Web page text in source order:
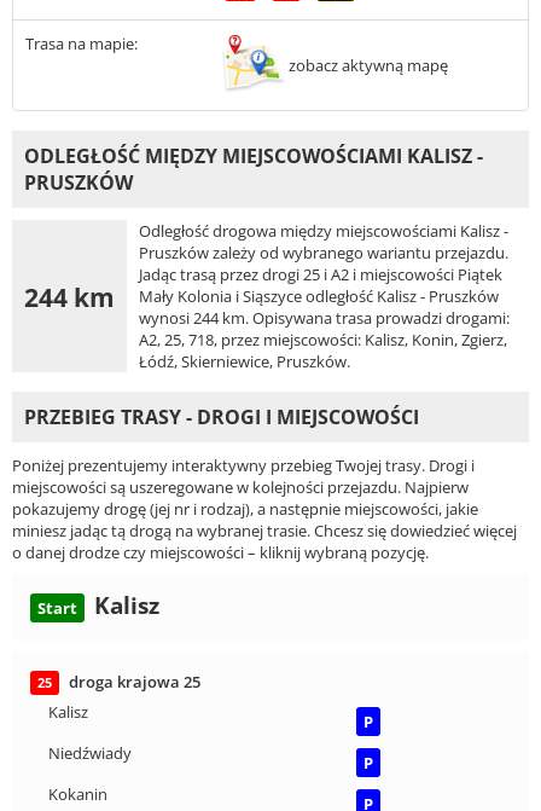
Trasa na mapie:
zobacz aktywną mapę
ODLEGŁOŚĆ MIĘDZY MIEJSCOWOŚCIAMI KALISZ -
PRUSZKÓW
244 km
Odległość drogowa między miejscowościami Kalisz -
Pruszków zależy od wybranego wariantu przejazdu.
Jadąc trasą przez drogi 25 i A2 i miejscowości Piątek
Mały Kolonia i Siąszyce odległość Kalisz - Pruszków
wynosi 244 km. Opisywana trasa prowadzi drogami:
A2, 25, 718, przez miejscowości: Kalisz, Konin, Zgierz,
Łódź, Skierniewice, Pruszków.
PRZEBIEG TRASY - DROGI I MIEJSCOWOŚCI
Poniżej prezentujemy interaktywny przebieg Twojej trasy. Drogi i
miejscowości są uszeregowane w kolejności przejazdu. Najpierw
pokazujemy drogę (jej nr i rodzaj), a następnie miejscowości, jakie
miniesz jadąc tą drogą na wybranej trasie. Chcesz się dowiedzieć więcej
o danej drodze czy miejscowości – kliknij wybraną pozycję.
Start Kalisz
25
droga krajowa 25
Kalisz
P
Niedźwiady
P
Kokanin
P